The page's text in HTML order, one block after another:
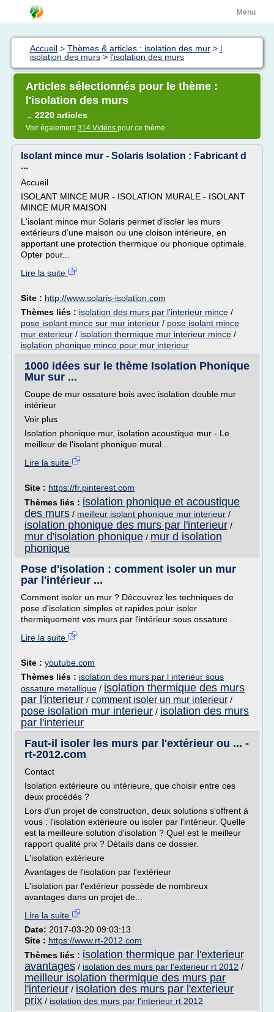
Menu
Accueil > Thèmes & articles : isolation des mur > l
isolation des murs > l'isolation des murs
Articles sélectionnés pour le thème :
l'isolation des murs
→ 2220 articles
Voir également314 Vidéos pour ce thème
Isolant mince mur - Solaris Isolation : Fabricant d
...
Accueil
ISOLANT MINCE MUR - ISOLATION MURALE - ISOLANT
MINCE MUR MAISON
L'isolant mince mur Solaris permet d'isoler les murs
extérieurs d'une maison ou une cloison intérieure, en
apportant une protection thermique ou phonique optimale.
Opter pour...
Lire la suite
Site : http://www.solaris-isolation.com
Thèmes liés : isolation des murs par l'interieur mince /
pose isolant mince sur mur interieur / pose isolant mince
mur exterieur / isolation thermique mur interieur mince /
isolation phonique mince pour mur interieur
1000 idées sur le thème Isolation Phonique
Mur sur ...
Coupe de mur ossature bois avec isolation double mur
intérieur
Voir plus
Isolation phonique mur, isolation acoustique mur - Le
meilleur de l'isolant phonique mural...
Lire la suite
Site : https://fr.pinterest.com
Thèmes liés : isolation phonique et acoustique
des murs / meilleur isolant phonique mur interieur /
isolation phonique des murs par l'interieur /
mur d'isolation phonique / mur d isolation
phonique
Pose d'isolation : comment isoler un mur
par l'intérieur ...
Comment isoler un mur ? Découvrez les techniques de
pose d'isolation simples et rapides pour isoler
thermiquement vos murs par l'intérieur sous ossature...
Lire la suite
Site : youtube.com
Thèmes liés : isolation des murs par l interieur sous
ossature metallique / isolation thermique des murs
par l'interieur / comment isoler un mur interieur /
pose isolation mur interieur / isolation des murs
par l'interieur
Faut-il isoler les murs par l'extérieur ou ... -
rt-2012.com
Contact
Isolation extérieure ou intérieure, que choisir entre ces
deux procédés ?
Lors d'un projet de construction, deux solutions s'offrent à
vous : l'isolation extérieure ou isoler par l'intérieur. Quelle
est la meilleure solution d'isolation ? Quel est le meilleur
rapport qualité prix ? Détails dans ce dossier.
L'isolation extérieure
Avantages de l'isolation par l'extérieur
L'isolation par l'extérieur possède de nombreux
avantages dans un projet de...
Lire la suite
Date: 2017-03-20 09:03:13
Site : https://www.rt-2012.com
Thèmes liés : isolation thermique par l'exterieur
avantages / isolation des murs par l'exterieur rt 2012 /
meilleur isolation thermique des murs par
l'interieur / isolation des murs par l'exterieur
prix / isolation des murs par l'interieur rt 2012